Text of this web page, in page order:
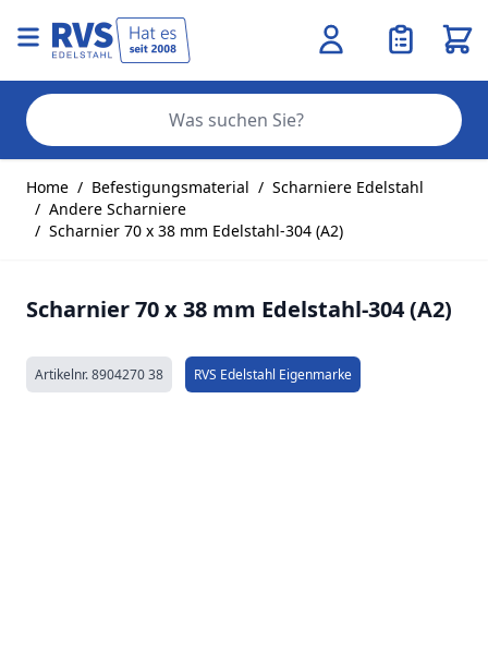
Home / Befestigungsmaterial / Scharniere Edelstahl
/ Andere Scharniere
/ Scharnier 70 x 38 mm Edelstahl-304 (A2)
Scharnier 70 x 38 mm Edelstahl-304 (A2)
Artikelnr.8904270 38 RVS Edelstahl Eigenmarke